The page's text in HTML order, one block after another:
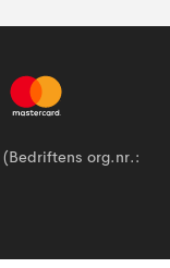
org.nr.: